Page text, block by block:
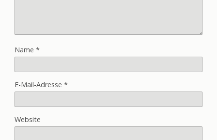
Name *
E-Mail-Adresse *
Website